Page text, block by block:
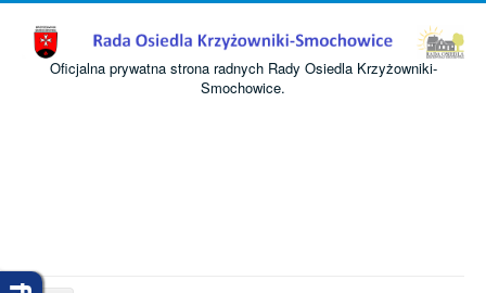
Oficjalna prywatna strona radnych Rady Osiedla Krzyżowniki-
Smochowice.